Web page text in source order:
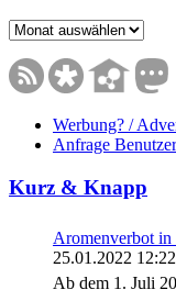
Archive
Werbung? /
Anfrage
Kurz & Knapp
Aromenverbot in
25.01.2022 12:22
Ab dem 1. Juli